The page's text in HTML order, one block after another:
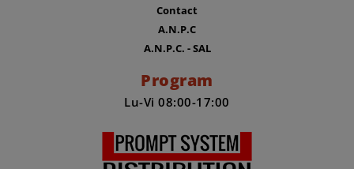
Contact
A.N.P.C
A.N.P.C. - SAL
Program
Lu-Vi 08:00-17:00